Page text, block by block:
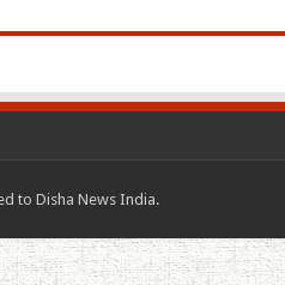
to Disha News India.